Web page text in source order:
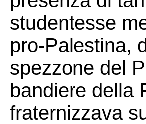
studentesse
pro-Palestina,
spezzone del
bandiere della
fraternizzava